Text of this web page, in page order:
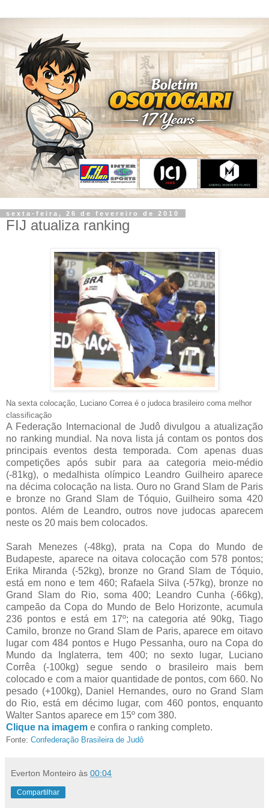
sexta-feira, 26 de fevereiro de 2010
FIJ atualiza ranking
Na sexta colocação, Luciano Correa é o judoca brasileiro coma melhor
classificação
A Federação Internacional de Judô divulgou a atualização
no ranking mundial. Na nova lista já contam os pontos dos
principais eventos desta temporada. Com apenas duas
competições após subir para aa categoria meio-médio
(-81kg), o medalhista olímpico Leandro Guilheiro aparece
na décima colocação na lista. Ouro no Grand Slam de Paris
e bronze no Grand Slam de Tóquio, Guilheiro soma 420
pontos. Além de Leandro, outros nove judocas aparecem
neste os 20 mais bem colocados.
Sarah Menezes (-48kg), prata na Copa do Mundo de
Budapeste, aparece na oitava colocação com 578 pontos;
Erika Miranda (-52kg), bronze no Grand Slam de Tóquio,
está em nono e tem 460; Rafaela Silva (-57kg), bronze no
Grand Slam do Rio, soma 400; Leandro Cunha (-66kg),
campeão da Copa do Mundo de Belo Horizonte, acumula
236 pontos e está em 17º; na categoria até 90kg, Tiago
Camilo, bronze no Grand Slam de Paris, aparece em oitavo
lugar com 484 pontos e Hugo Pessanha, ouro na Copa do
Mundo da Inglaterra, tem 400; no sexto lugar, Luciano
Corrêa (-100kg) segue sendo o brasileiro mais bem
colocado e com a maior quantidade de pontos, com 660. No
pesado (+100kg), Daniel Hernandes, ouro no Grand Slam
do Rio, está em décimo lugar, com 460 pontos, enquanto
Walter Santos aparece em 15º com 380.
Clique na imagem e confira o ranking completo.
Fonte: Confederação Brasileira de Judô
Everton Monteiro às 00:04
Compartilhar